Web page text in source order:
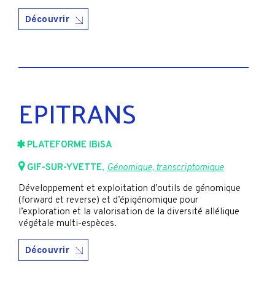
Découvrir
EPITRANS
PLATEFORME IBiSA
GIF-SUR-YVETTE, Génomique, transcriptomique
Développement et exploitation d’outils de génomique
(forward et reverse) et d’épigénomique pour
l’exploration et la valorisation de la diversité allélique
végétale multi-espèces.
Découvrir